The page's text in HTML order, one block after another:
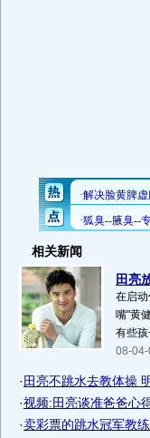
相关新闻
田亮
在启
嘴"黄
有些
08-
· 田亮不跳水去教体操
·视频:田亮谈准爸爸心
·卖彩票的跳水冠军教